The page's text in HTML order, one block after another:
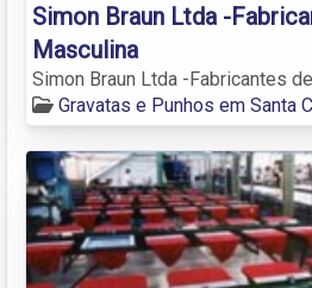
Simon Braun Ltda -
Masculina
Simon Braun Ltda -Fabricantes
Gravatas e Punhos em Santa